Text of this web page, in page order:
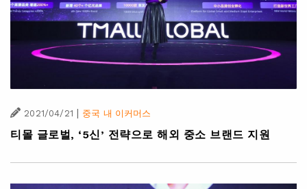
2021/04/21 | 중국 내 이커머스
티몰 글로벌, ‘5신’ 전략으로 해외 중소 브랜드 지원